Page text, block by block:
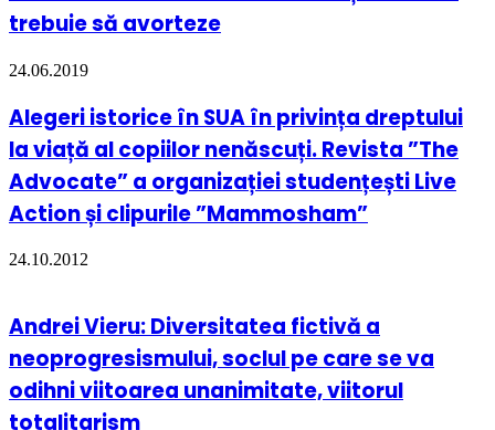
trebuie să avorteze
24.06.2019
Alegeri istorice în SUA în privința dreptului
la viață al copiilor nenăscuți. Revista ”The
Advocate” a organizației studențești Live
Action și clipurile ”Mammosham”
24.10.2012
Andrei Vieru: Diversitatea fictivă a
neoprogresismului, soclul pe care se va
odihni viitoarea unanimitate, viitorul
totalitarism